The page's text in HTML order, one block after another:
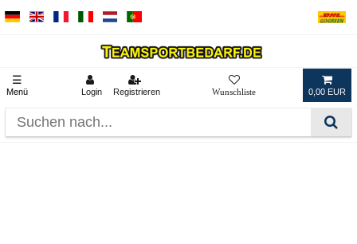
☰
Menü Login Registrieren 0,00 EUR